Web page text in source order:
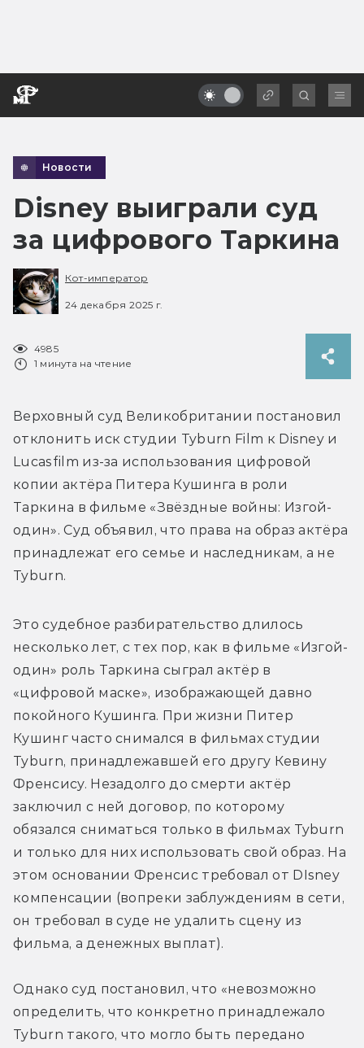
Новости
Disney выиграли суд
за цифрового Таркина
Кот-император
24 декабря 2025 г.
4985
1 минута на чтение
Верховный суд Великобритании постановил
отклонить иск студии Tyburn Film к Disney и
Lucasfilm из-за использования цифровой
копии актёра Питера Кушинга в роли
Таркина в фильме «Звёздные войны: Изгой-
один». Суд объявил, что права на образ актёра
принадлежат его семье и наследникам, а не
Tyburn.
Это судебное разбирательство длилось
несколько лет, с тех пор, как в фильме «Изгой-
один» роль Таркина сыграл актёр в
«цифровой маске», изображающей давно
покойного Кушинга. При жизни Питер
Tyburn, принадлежавшей его другу Кевину
Френсису. Незадолго до смерти актёр
заключил с ней договор, по которому
обязался сниматься только в фильмах Tyburn
и только для них использовать свой образ. На
этом основании Френсис требовал от DIsney
компенсации (вопреки заблуждениям в сети,
он требовал в суде не удалить сцену из
фильма, а денежных выплат).
Однако суд постановил, что «невозможно
Tyburn такого, что могло быть передано